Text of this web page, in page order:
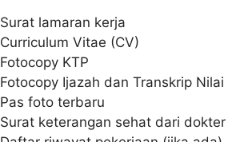
Surat lamaran kerja
Curriculum Vitae (CV)
Fotocopy KTP
Fotocopy Ijazah dan Transkrip Nilai
Pas foto terbaru
Surat keterangan sehat dari dokter